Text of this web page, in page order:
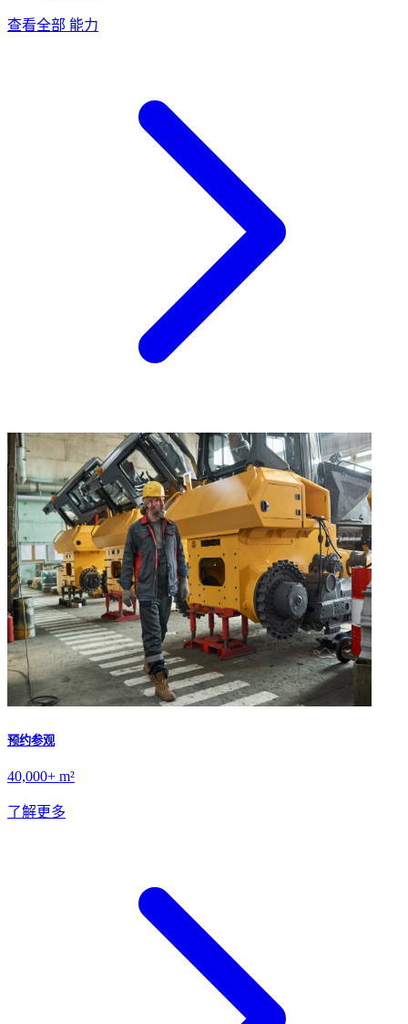
查看全部 能力
预约参观
40,000+ m²
了解更多